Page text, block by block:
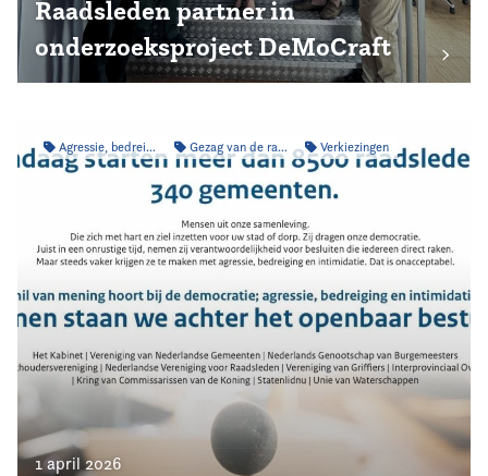
Raadsleden partner in
onderzoeksproject DeMoCraft
Agressie, bedreiging & intimidatie Gezag van de raad Verkiezingen
1 april 2026